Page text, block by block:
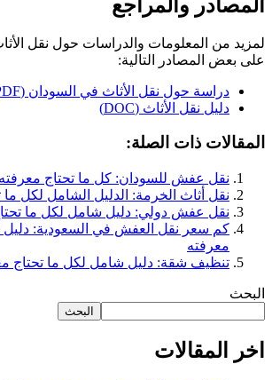
المصادر والمراجع
لمزيد من المعلومات والدراسات حول نقل
على بعض المصادر التالية:
دراسة حول نقل الأثاث في السودان (PDF)
دليل نقل الأثاث (DOC)
المقالات ذات الصلة:
نقل عفش للسودان: كل ما تحتاج معرفته
نقل أثاث الخرمة: الدليل الشامل لكل ما
نقل عفش دولي: دليل شامل لكل ما
كم سعر نقل العفش في السعودية: دليل
معرفته
تنظيف شقة: دليل شامل لكل ما تحتاج
البحث
البحث
اخر المقالات